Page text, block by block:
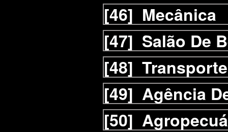
[46] Mecânica
[47] Salão De
[48] Transporte
[49] Agência
[50]